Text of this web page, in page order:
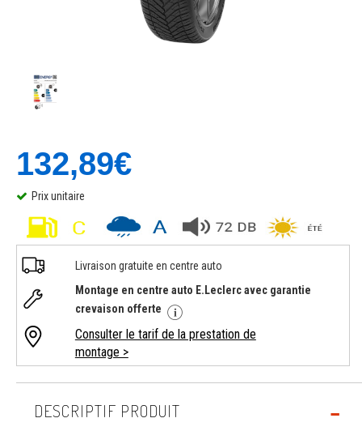
132,89€
Prix unitaire
Livraison gratuite en centre auto
Montage en centre auto E.Leclerc avec garantie
crevaison offerte
Consulter le tarif de la prestation de
montage >
DESCRIPTIF PRODUIT